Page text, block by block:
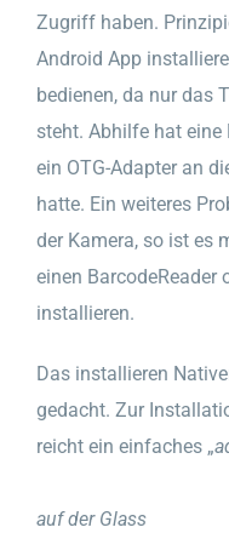
Zugriff haben.
Android App
bedienen, da nur das
steht. Abhilfe hat eine
ein OTG-Adapter an
hatte. Ein weiteres
der Kamera, so ist es
einen BarcodeReader
installieren.
Das installieren
gedacht. Zur
reicht ein einfaches „
auf der Glass